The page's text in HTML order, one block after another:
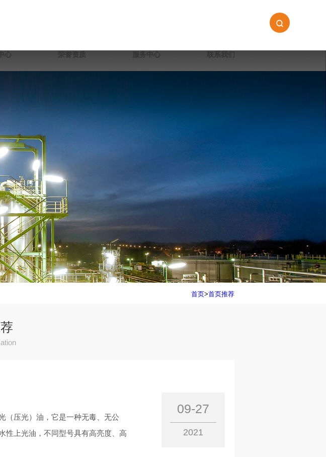
心 荣誉资质 服务中心 联系我们
首页>首页推荐
（压光）油，它是一种无毒、无公
性上光油，不同型号具有高亮度、高
09-27
2021